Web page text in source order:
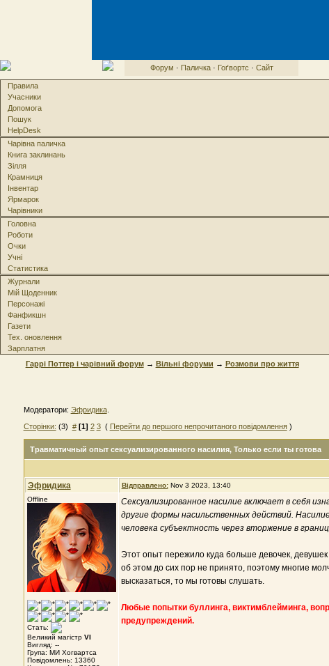
Форум · Паличка· Гоґвортс · Сайт
Правила
Учасники
Допомога
Пошук
HelpDesk
Чарівна паличка
Книга заклинань
Зілля
Крамниця
Інвентар
Ярмарок
Чарівники
Головна
Роботи
Очки
Учні
Статистика
Журнали
Мій Щоденник
Персонажі
Фанфикшн
Газети
Тех. оновлення
Зарплатня
Гаррі Поттер і чарівний форум→ Вільні форуми → Розмови про життя
Модератори: Эфридика.
Сторінки: (3) # [1] 2 3( Перейти до першого непрочитаного повідомлення)
Травматичный опыт сексуализированного насилия, Только если ты готова
Эфридика Відправлено: Nov 3 2023, 13:40
Offline
Стать:
Великий магістр VI
Вигляд: --
Група: МИ Хогвартса
Повідомлень: 13360
Сексуализированное насилие включает в себя
другие формы насильственных действий.
человека субъектность через вторжение в
Этот опыт пережило куда больше девочек,
об этом до сих пор не принято, поэтому многие
высказаться, то мы готовы слушать.
Любые попытки буллинга, виктимблейминга,
предупреждений.